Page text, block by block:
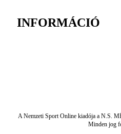
INFORMÁCIÓ
A Nemzeti Sport Online kiadója a N.S.
Minden jog